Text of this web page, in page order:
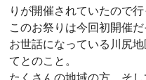
o
k
りが開催されていたので行
このお祭りは今回初開催
お世話になっている川尻
てとのこと。